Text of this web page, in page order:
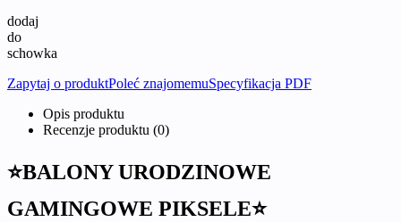
dodaj
do
schowka
Zapytaj o produktPoleć znajomemuSpecyfikacja PDF
Opis produktu
Recenzje produktu (0)
⭐BALONY URODZINOWE
GAMINGOWE PIKSELE⭐